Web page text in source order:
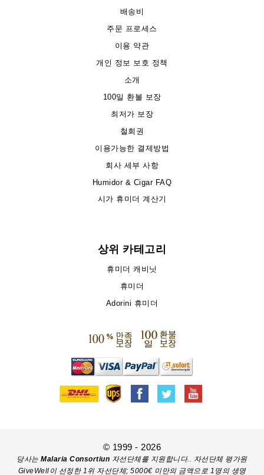
배송비
주문 프로세스
이용 약관
개인 정보 보호 정책
소개
100일 환불 보장
최저가 보장
철회권
이용가능한 결제방법
회사 세부 사항
Humidor & Cigar FAQ
시가 휴미더 계산기
상위 카테고리
휴미더 캐비닛
휴미더
Adorini 휴미더
© 1999 - 2026
당사는Malaria Consortiun 자선단체를 지원합니다.. 자선단체 평가원
GiveWell이 선정한 1위 자선단체; 5000€ 미만의 금액으로 1명의 생명